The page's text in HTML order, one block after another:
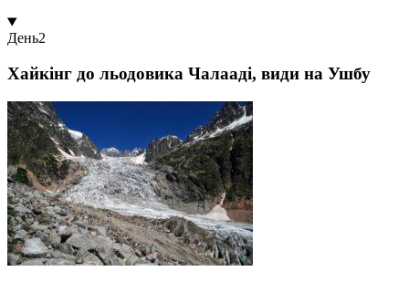
День2
Хайкінг до льодовика Чалааді, види на Ушбу